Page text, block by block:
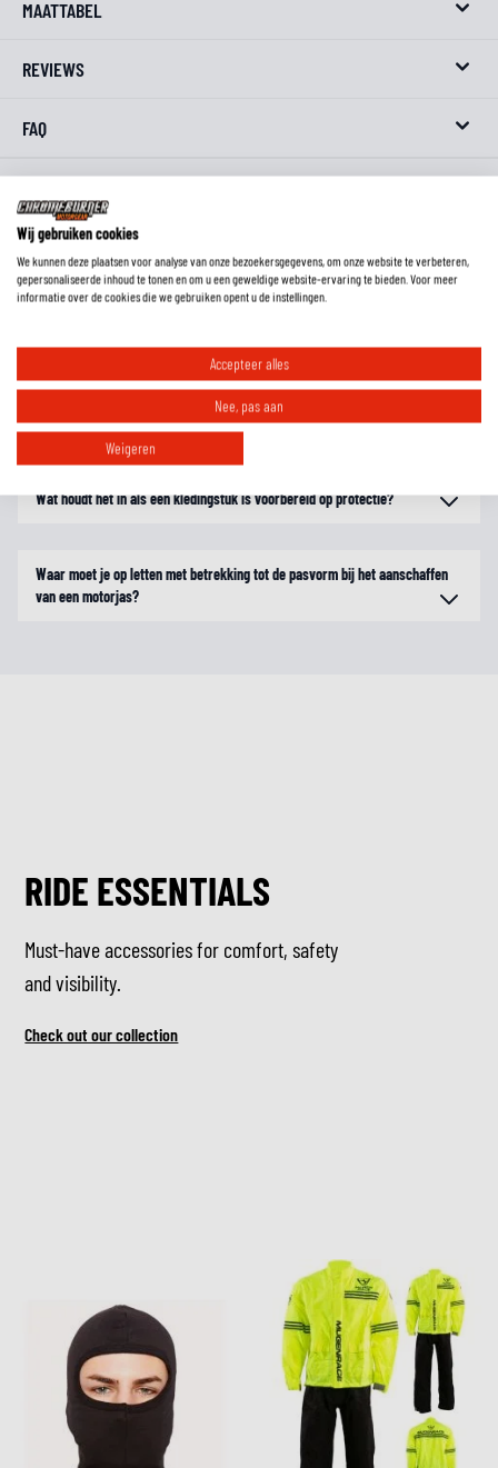
MAATTABEL
REVIEWS
FAQ
Wat is het voordeel van een jas met een gelamineerd waterdicht
membraan?
uitneembaar waterdicht membraan?
Wat houden de verschillende levels in bij de protectie van een kledingstuk?
Wat houdt het in als een kledingstuk is voorbereid op protectie?
Waar moet je op letten met betrekking tot de pasvorm bij het aanschaffen
van een motorjas?
RIDE ESSENTIALS
Must-have accessories for comfort, safety
and visibility.
Check out our collection
Wij gebruiken cookies
We kunnen deze plaatsen voor analyse van onze bezoekersgegevens, om onze website te verbeteren,
gepersonaliseerde inhoud te tonen en om u een geweldige website-ervaring te bieden. Voor meer
informatie over de cookies die we gebruiken opent u de instellingen.
Accepteer alles
Nee, pas aan
Weigeren